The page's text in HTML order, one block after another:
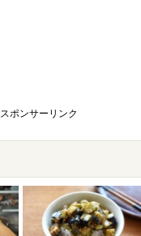
スポンサーリンク